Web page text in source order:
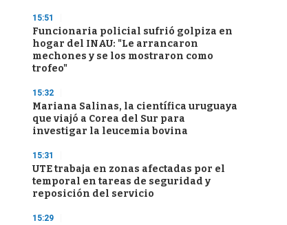
15:51
Funcionaria policial sufrió golpiza en
hogar del INAU: "Le arrancaron
mechones y se los mostraron como
trofeo"
15:32
Mariana Salinas, la científica uruguaya
que viajó a Corea del Sur para
investigar la leucemia bovina
15:31
UTE trabaja en zonas afectadas por el
temporal en tareas de seguridad y
reposición del servicio
15:29